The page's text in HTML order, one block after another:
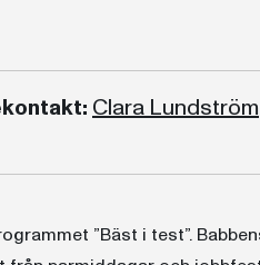
Clara Lundström
”Bäst i test”.